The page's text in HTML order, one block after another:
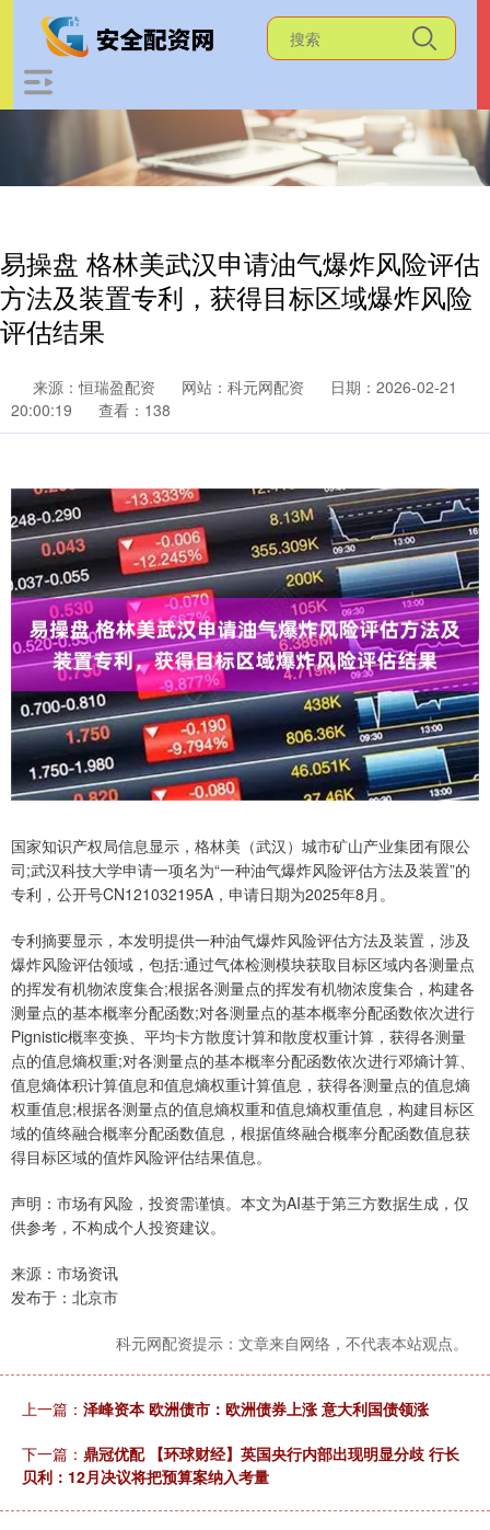
易操盘 格林美武汉申请油气爆炸风险评估
方法及装置专利，获得目标区域爆炸风险
评估结果
来源：恒瑞盈配资 网站：科元网配资
日期：2026-02-21
20:00:19
查看：138
国家知识产权局信息显示，格林美（武汉）城市矿山产业集团有限公
司;武汉科技大学申请一项名为“一种油气爆炸风险评估方法及装置”的
专利，公开号CN121032195A，申请日期为2025年8月。
专利摘要显示，本发明提供一种油气爆炸风险评估方法及装置，涉及
爆炸风险评估领域，包括:通过气体检测模块获取目标区域内各测量点
的挥发有机物浓度集合;根据各测量点的挥发有机物浓度集合，构建各
测量点的基本概率分配函数;对各测量点的基本概率分配函数依次进行
Pignistic概率变换、平均卡方散度计算和散度权重计算，获得各测量
点的值息熵权重;对各测量点的基本概率分配函数依次进行邓熵计算、
值息熵体积计算值息和值息熵权重计算值息，获得各测量点的值息熵
权重值息;根据各测量点的值息熵权重和值息熵权重值息，构建目标区
域的值终融合概率分配函数值息，根据值终融合概率分配函数值息获
得目标区域的值炸风险评估结果值息。
声明：市场有风险，投资需谨慎。本文为AI基于第三方数据生成，仅
供参考，不构成个人投资建议。
来源：市场资讯
发布于：北京市
科元网配资提示：文章来自网络，不代表本站观点。
上一篇： 泽峰资本 欧洲债市：欧洲债券上涨 意大利国债领涨
下一篇： 鼎冠优配 【环球财经】英国央行内部出现明显分歧 行长
贝利：12月决议将把预算案纳入考量